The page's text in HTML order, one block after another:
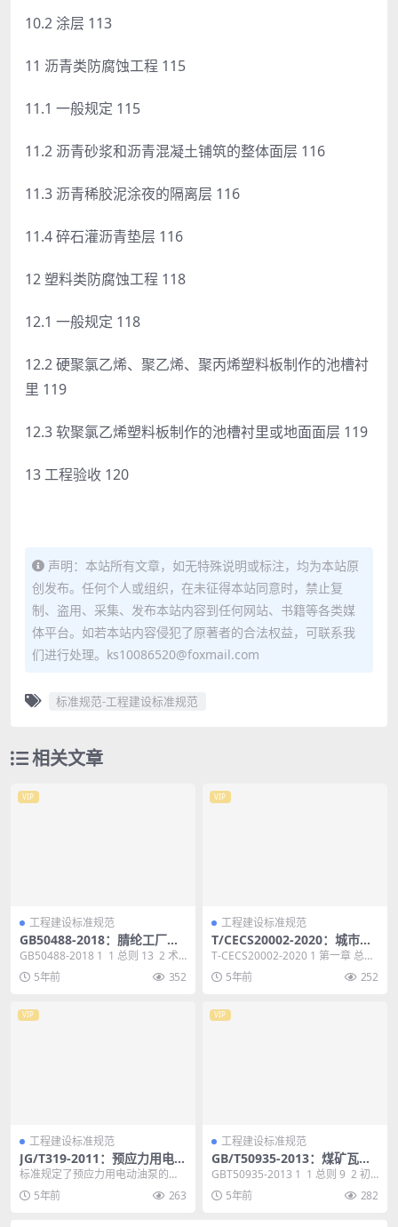
10.2 涂层 113
11 沥青类防腐蚀工程 115
11.1 一般规定 115
11.2 沥青砂浆和沥青混凝土铺筑的整体面层 116
11.3 沥青稀胶泥涂夜的隔离层 116
11.4 碎石灌沥青垫层 116
12 塑料类防腐蚀工程 118
12.1 一般规定 118
12.2 硬聚氯乙烯、聚乙烯、聚丙烯塑料板制作的池槽衬
里 119
12.3 软聚氯乙烯塑料板制作的池槽衬里或地面面层 119
13 工程验收 120
声明：本站所有文章，如无特殊说明或标注，均为本站原
创发布。任何个人或组织，在未征得本站同意时，禁止复
制、盗用、采集、发布本站内容到任何网站、书籍等各类媒
体平台。如若本站内容侵犯了原著者的合法权益，可联系我
们进行处理。ks10086520@foxmail.com
标准规范-工程建设标准规范
相关文章
VIP
工程建设标准规范
GB50488-2018：腈纶工厂设
计标准
GB50488-2018 1 1 总则 13 2 术
语和缩略语 14 2....
5年前 352
VIP
工程建设标准规范
T/CECS20002-2020：城市供
水信息系统基础信息加工处理
技术指南
T-CECS20002-2020 1 第一章 总
则 8 第一节 编制目的 8 第...
5年前 252
VIP
工程建设标准规范
JG/T319-2011：预应力用电动
油泵
标准规定了预应力用电动油泵的分
类和型号、要求、试验方法、检验
规则及标志、包装和贮...
5年前 263
VIP
工程建设标准规范
GB/T50935-2013：煤矿瓦斯
抽采工程设计文件编制标准
GBT50935-2013 1 1 总则 9 2 初
步设计 10 2.1 ...
5年前 282